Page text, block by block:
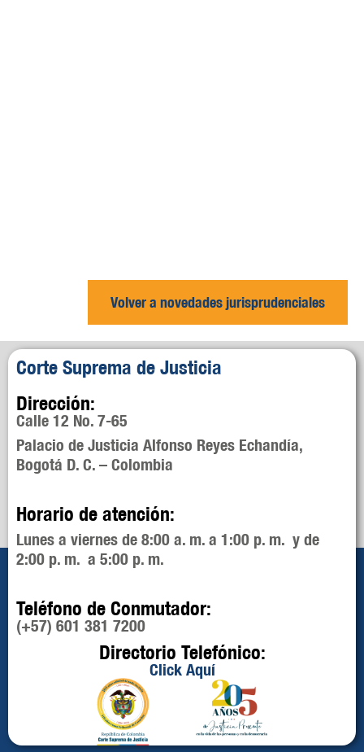
Volver a novedades jurisprudenciales
Corte Suprema de Justicia
Dirección:
Calle 12 No. 7-65
Palacio de Justicia Alfonso Reyes Echandía,
Bogotá D. C. – Colombia
Horario de atención:
Lunes a viernes de 8:00 a. m. a 1:00 p. m. y de
2:00 p. m. a 5:00 p. m.
Teléfono de Conmutador:
(+57) 601 381 7200
Directorio Telefónico:
Click Aquí